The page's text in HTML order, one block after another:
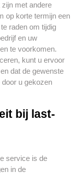
met andere
op korte termijn een
raden om tijdig
en uw
te voorkomen.
kunt u ervoor
dat de gewenste
u gekozen
bij last-
service is de
in de